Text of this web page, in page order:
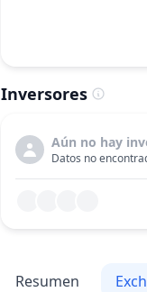
Inversores
Aún no hay
Datos no
Resumen